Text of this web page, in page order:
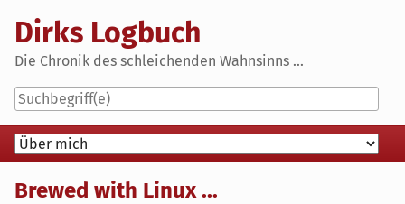
content
Dirks Logbuch
Die Chronik des schleichenden Wahnsinns ...
Navigation
Brewed with Linux ...